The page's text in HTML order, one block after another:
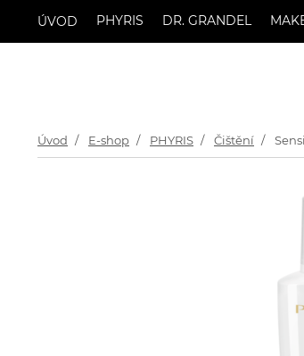
ÚVOD PHYRIS DR. GRANDEL
Úvod E-shop PHYRIS Čištění